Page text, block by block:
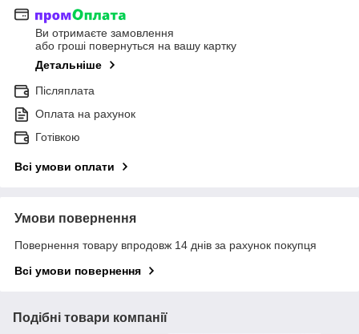
Ви отримаєте замовлення
або гроші повернуться на вашу картку
Детальніше
Післяплата
Оплата на рахунок
Готівкою
Всі умови оплати
Умови повернення
Повернення товару впродовж 14 днів за рахунок покупця
Всі умови повернення
Подібні товари компанії